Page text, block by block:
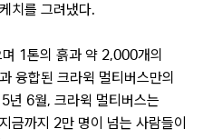
치를 그려냈다.
1톤의 흙과 약 2,000개의
융합된 크라윅 멀티버스만의
년 6월, 크라윅 멀티버스는
금까지 2만 명이 넘는 사람들이